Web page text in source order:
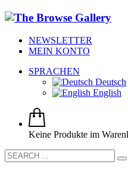
NEWSLETTER
MEIN KONTO
SPRACHEN
Deutsch
English
Keine Produkte im